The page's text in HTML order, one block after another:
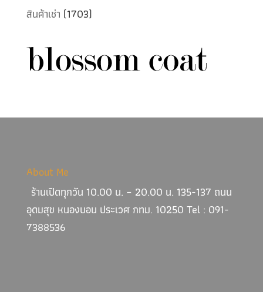
สินค้าเช่า (1703)
About Me
ร้านเปิดทุกวัน 10.00 น. – 20.00 น. 135-137 ถนน
อุดมสุข หนองบอน ประเวศ กทม. 10250 Tel : 091-
7388536